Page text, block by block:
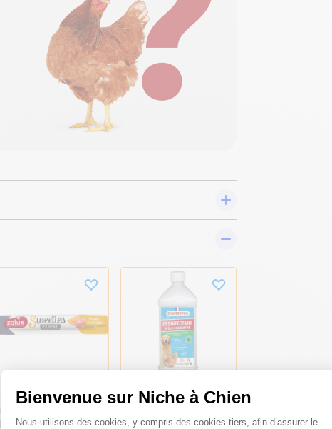
Bienvenue sur Niche à Chien
Plateforme de Gestion du
Nous utilisons des cookies, y compris des cookies tiers, afin d’assurer le
Friandise crémeuse
pour chien stick
concentré niche et